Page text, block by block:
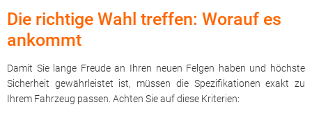
Die richtige Wahl treffen: Worauf es
ankommt
Damit Sie lange Freude an Ihren neuen Felgen haben und höchste
Sicherheit gewährleistet ist, müssen die Spezifikationen exakt zu
Ihrem Fahrzeug passen. Achten Sie auf diese Kriterien: